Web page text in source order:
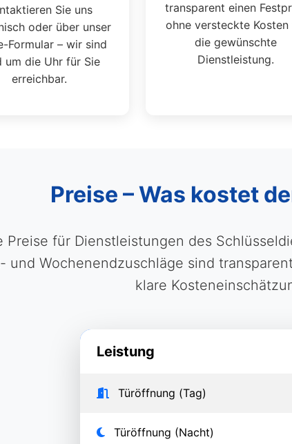
Sie uns
oder über unser
Formular – wir sind
um die Uhr für Sie
erreichbar.
transparent einen
ohne versteckte Kosten
die gewünschte
Dienstleistung.
Preise – Was kostet
Preise für Dienstleistungen des
und Wochenendzuschläge sind
klare
Leistung
Türöffnung (Tag)
Türöffnung (Nacht)